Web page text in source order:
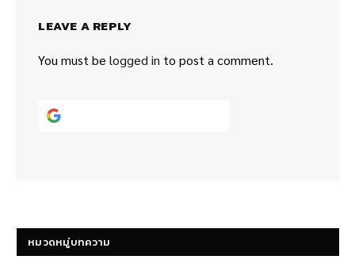
LEAVE A REPLY
You must be logged in to post a comment.
หมวดหมู่บทความ